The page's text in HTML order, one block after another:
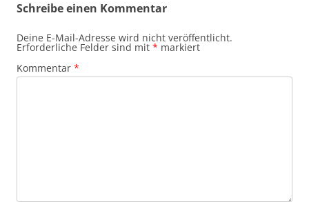
Schreibe einen Kommentar
Deine E-Mail-Adresse wird nicht veröffentlicht.
Erforderliche Felder sind mit * markiert
Kommentar *